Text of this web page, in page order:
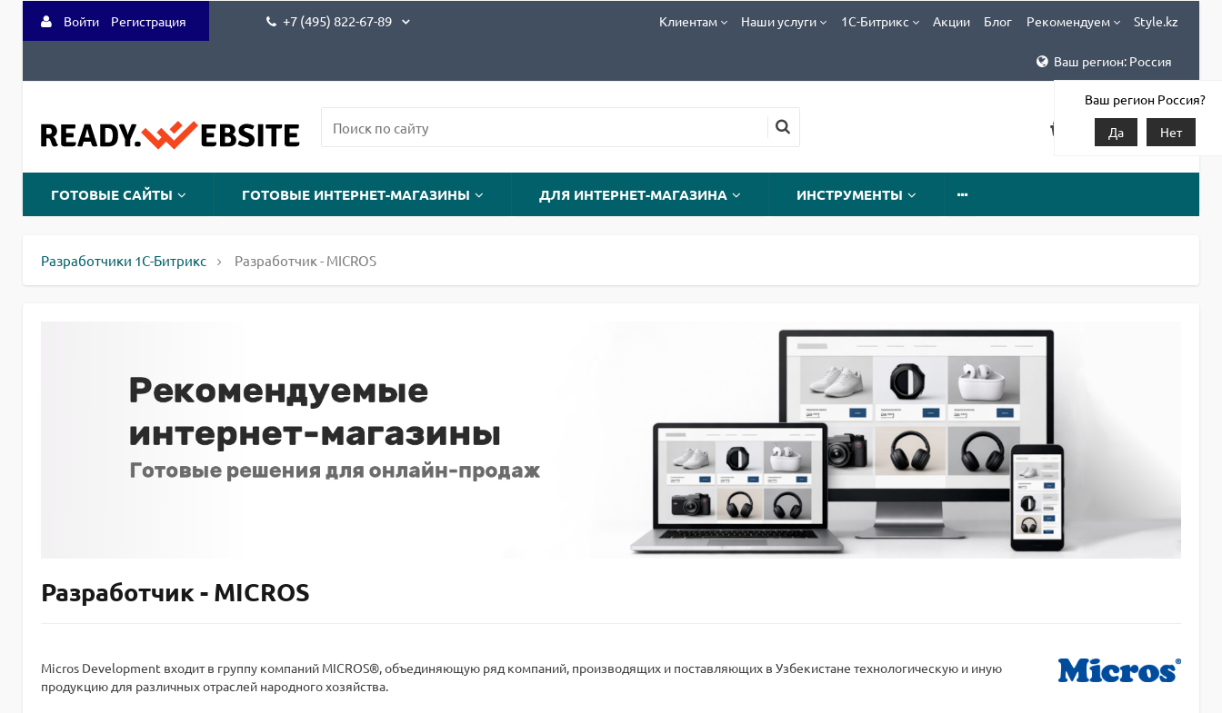
Войти Регистрация +7 (495) 822-67-89 Клиентам Наши услуги 1С-Битрикс Акции Блог Рекомендуем Style.kz
Ваш регион: Россия
Ваш регион Россия?
Да
Нет
ГОТОВЫЕ САЙТЫ ГОТОВЫЕ ИНТЕРНЕТ-МАГАЗИНЫ ДЛЯ ИНТЕРНЕТ-МАГАЗИНА ИНСТРУМЕНТЫ
Разработчики 1С-Битрикс Разработчик - MICROS
Разработчик - MICROS
Micros Development входит в группу компаний MICROS®, объединяющую ряд компаний, производящих и поставляющих в Узбекистане технологическую и иную
продукцию для различных отраслей народного хозяйства.